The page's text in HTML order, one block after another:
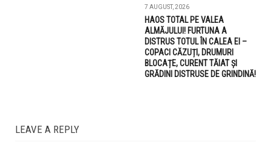
7 AUGUST, 2026
HAOS TOTAL PE VALEA
ALMĂJULUI! FURTUNA A
DISTRUS TOTUL ÎN CALEA EI –
COPACI CĂZUȚI, DRUMURI
BLOCAȚE, CURENT TĂIAT ȘI
GRĂDINI DISTRUSE DE GRINDINĂ!
LEAVE A REPLY